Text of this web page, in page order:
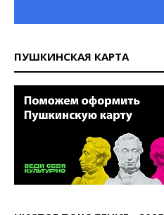
ПУШКИНСКАЯ КАРТА